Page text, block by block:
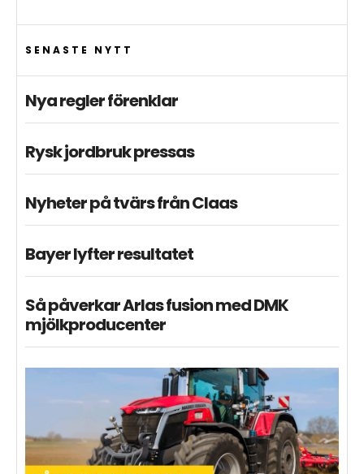
SENASTE NYTT
Nya regler förenklar
Rysk jordbruk pressas
Nyheter på tvärs från Claas
Bayer lyfter resultatet
Så påverkar Arlas fusion med DMK
mjölkproducenter